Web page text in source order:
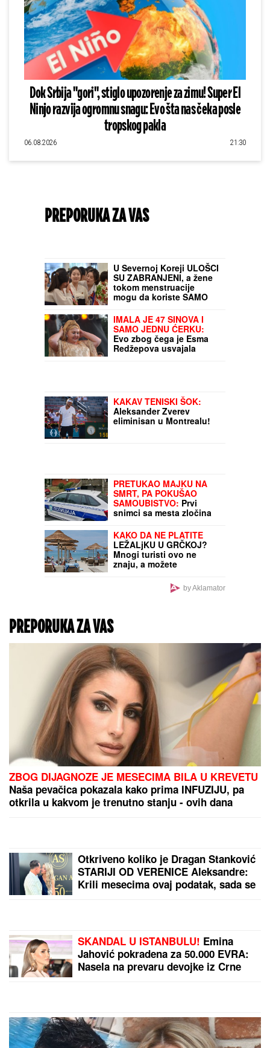
Dok Srbija "gori", stiglo upozorenje za zimu! Super El
Ninjo razvija ogromnu snagu: Evo šta nas čeka posle
tropskog pakla
06.08.2026 21:30
PREPORUKA ZA VAS
U Severnoj Koreji ULOŠCI
SU ZABRANJENI, a žene
tokom menstruacije
mogu da koriste SAMO
JEDNU alternativnu
opciju - zastrašujuća
pravila u svetu Kim
Džong Una
IMALA JE 47 SINOVA I
SAMO JEDNU ĆERKU:
Evo zbog čega je Esma
Redžepova usvajala
samo dečake, pred smrt
KAKAV TENISKI ŠOK:
Aleksander Zverev
eliminisan u Montrealu!
PRETUKAO MAJKU NA
SMRT, PA POKUŠAO
SAMOUBISTVO: Prvi
snimci sa mesta zločina
(FOTO/VIDEO)
KAKO DA NE PLATITE
LEŽALjKU U GRČKOJ?
Mnogi turisti ovo ne
znaju, a možete
besplatno proći ceo dan
by Aklamator
PREPORUKA ZA VAS
ZBOG DIJAGNOZE JE MESECIMA BILA U KREVETU
Naša pevačica pokazala kako prima INFUZIJU, pa
otkrila u kakvom je trenutno stanju - ovih dana
Otkriveno koliko je Dragan Stanković
STARIJI OD VERENICE Aleksandre:
Krili mesecima ovaj podatak, sada se
SKANDAL U ISTANBULU! Emina
Jahović pokradena za 50.000 EVRA:
Nasela na prevaru devojke iz Crne